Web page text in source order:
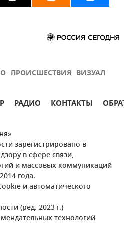
ПРОИСШЕСТВИЯ ВИЗУАЛ
РАДИО КОНТАКТЫ
зарегистрировано в
в сфере связи,
и массовых коммуникаций
года.
и автоматического
(ред. 2023 г.)
технологий